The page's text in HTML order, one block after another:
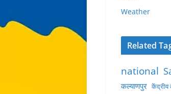
Weather
Related
national
कल्याणपुर केंद्रीय